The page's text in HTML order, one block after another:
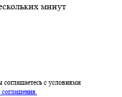
минут
c условиями
соглашения.